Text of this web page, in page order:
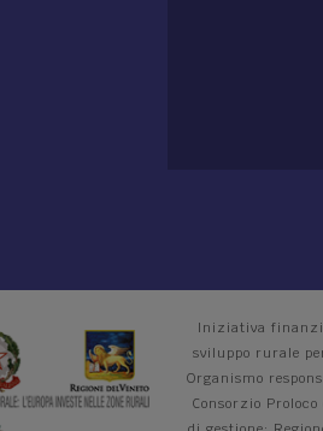
Iniziativa
sviluppo rurale
Organismo
Consorzio